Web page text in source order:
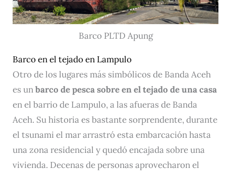
Barco PLTD Apung
Barco en el tejado en Lampulo
Otro de los lugares más simbólicos de Banda Aceh
es unbarco de pesca sobre en el tejado de una casa
en el barrio de Lampulo, a las afueras de Banda
Aceh. Su historia es bastante sorprendente, durante
el tsunami el mar arrastró esta embarcación hasta
una zona residencial y quedó encajada sobre una
vivienda. Decenas de personas aprovecharon el